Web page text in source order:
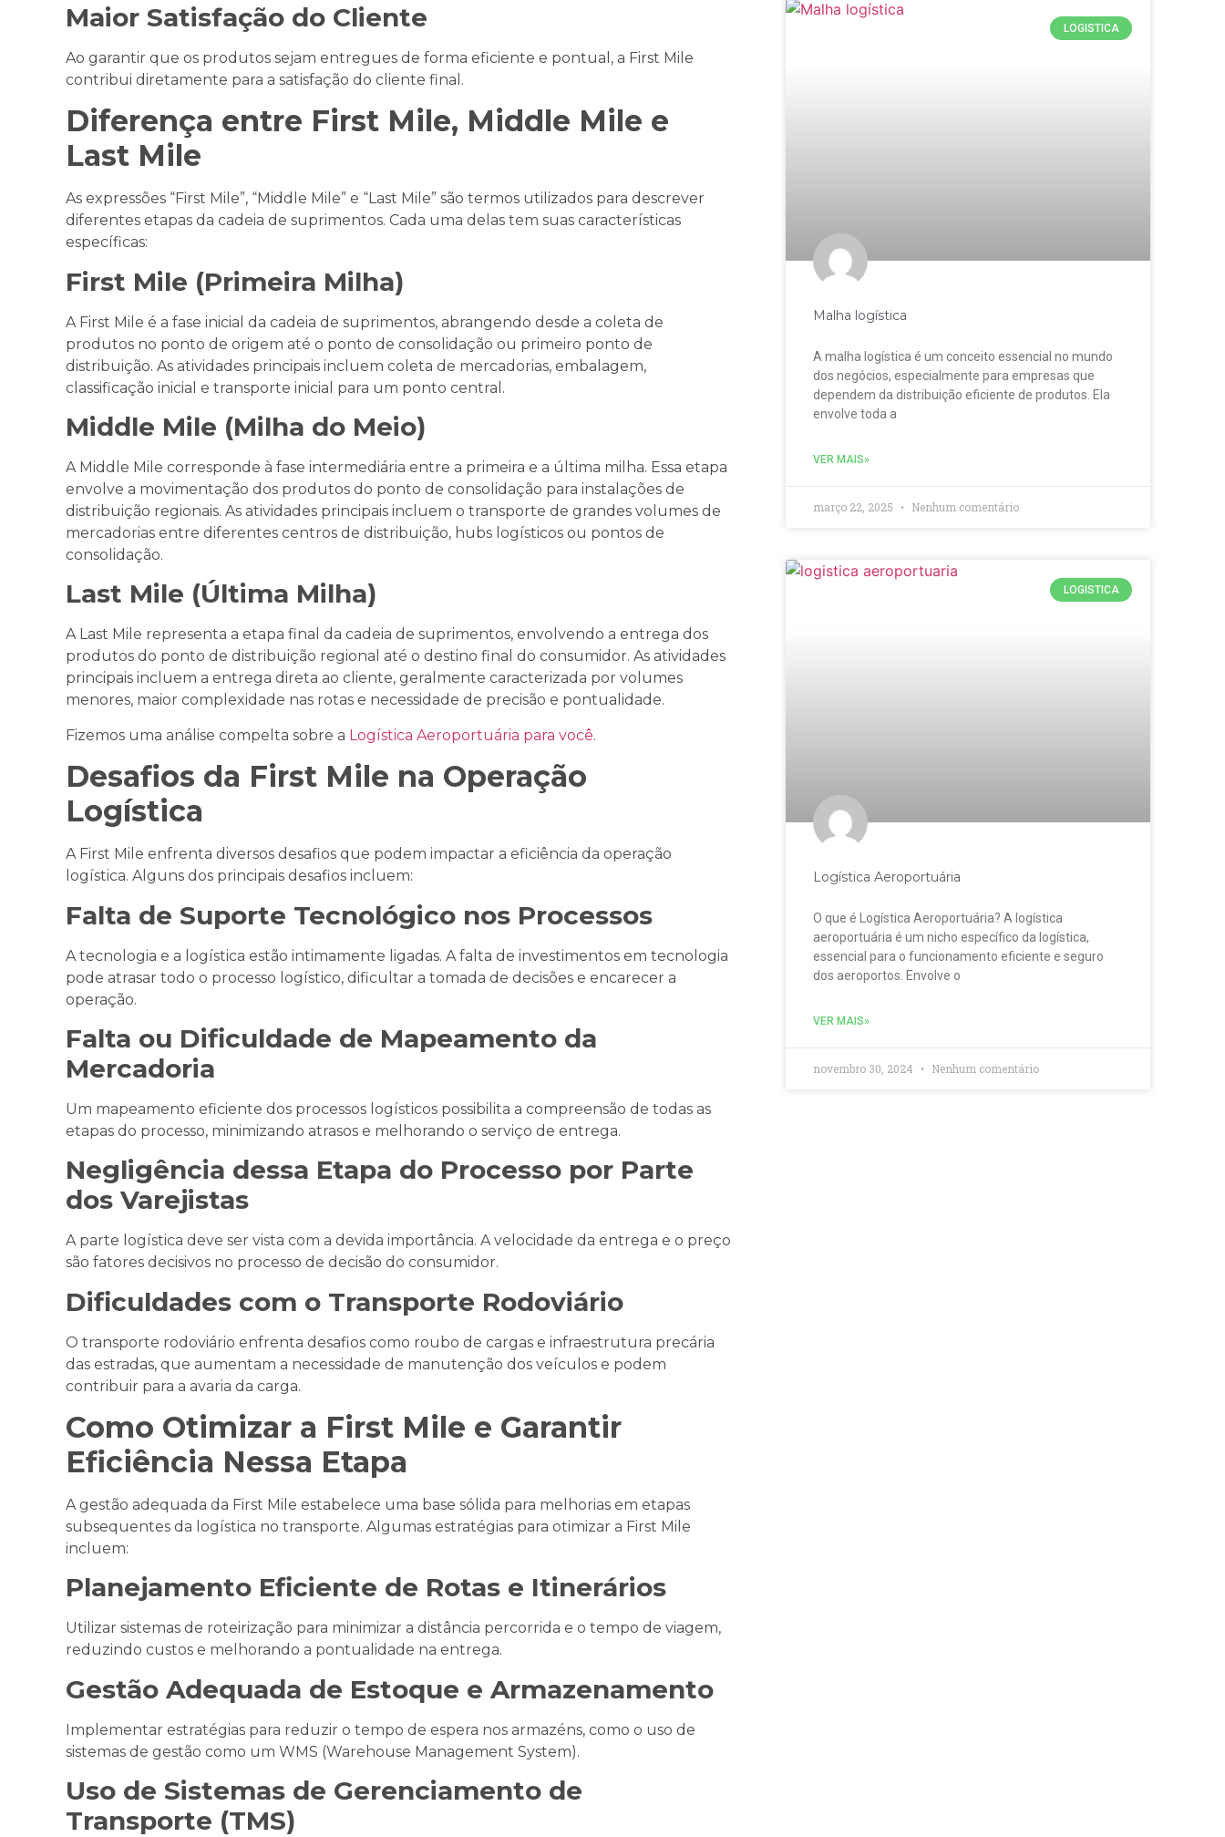
Maior Satisfação do Cliente
Ao garantir que os produtos sejam entregues de forma eficiente e pontual, a First Mile
contribui diretamente para a satisfação do cliente final.
Diferença entre First Mile, Middle Mile e
Last Mile
As expressões “First Mile”, “Middle Mile” e “Last Mile” são termos utilizados para descrever
diferentes etapas da cadeia de suprimentos. Cada uma delas tem suas características
específicas:
First Mile (Primeira Milha)
A First Mile é a fase inicial da cadeia de suprimentos, abrangendo desde a coleta de
produtos no ponto de origem até o ponto de consolidação ou primeiro ponto de
distribuição. As atividades principais incluem coleta de mercadorias, embalagem,
classificação inicial e transporte inicial para um ponto central.
Middle Mile (Milha do Meio)
A Middle Mile corresponde à fase intermediária entre a primeira e a última milha. Essa etapa
envolve a movimentação dos produtos do ponto de consolidação para instalações de
distribuição regionais. As atividades principais incluem o transporte de grandes volumes de
mercadorias entre diferentes centros de distribuição, hubs logísticos ou pontos de
consolidação.
Last Mile (Última Milha)
A Last Mile representa a etapa final da cadeia de suprimentos, envolvendo a entrega dos
produtos do ponto de distribuição regional até o destino final do consumidor. As atividades
principais incluem a entrega direta ao cliente, geralmente caracterizada por volumes
menores, maior complexidade nas rotas e necessidade de precisão e pontualidade.
Fizemos uma análise compelta sobre a Logística Aeroportuária para você.
Desafios da First Mile na Operação
Logística
A First Mile enfrenta diversos desafios que podem impactar a eficiência da operação
logística. Alguns dos principais desafios incluem:
Falta de Suporte Tecnológico nos Processos
A tecnologia e a logística estão intimamente ligadas. A falta de investimentos em tecnologia
pode atrasar todo o processo logístico, dificultar a tomada de decisões e encarecer a
operação.
Falta ou Dificuldade de Mapeamento da
Mercadoria
Um mapeamento eficiente dos processos logísticos possibilita a compreensão de todas as
etapas do processo, minimizando atrasos e melhorando o serviço de entrega.
Negligência dessa Etapa do Processo por Parte
dos Varejistas
A parte logística deve ser vista com a devida importância. A velocidade da entrega e o preço
são fatores decisivos no processo de decisão do consumidor.
Dificuldades com o Transporte Rodoviário
O transporte rodoviário enfrenta desafios como roubo de cargas e infraestrutura precária
das estradas, que aumentam a necessidade de manutenção dos veículos e podem
contribuir para a avaria da carga.
Como Otimizar a First Mile e Garantir
Eficiência Nessa Etapa
A gestão adequada da First Mile estabelece uma base sólida para melhorias em etapas
subsequentes da logística no transporte. Algumas estratégias para otimizar a First Mile
incluem:
Planejamento Eficiente de Rotas e Itinerários
Utilizar sistemas de roteirização para minimizar a distância percorrida e o tempo de viagem,
reduzindo custos e melhorando a pontualidade na entrega.
Gestão Adequada de Estoque e Armazenamento
Implementar estratégias para reduzir o tempo de espera nos armazéns, como o uso de
sistemas de gestão como um WMS (Warehouse Management System).
Uso de Sistemas de Gerenciamento de
Transporte (TMS)
LOGISTICA
Malha logística
A malha logística é um conceito essencial no mundo
dos negócios, especialmente para empresas que
dependem da distribuição eficiente de produtos. Ela
envolve toda a
VER MAIS»
março 22, 2025 Nenhum comentário
LOGISTICA
Logística Aeroportuária
O que é Logística Aeroportuária? A logística
aeroportuária é um nicho específico da logística,
essencial para o funcionamento eficiente e seguro
dos aeroportos. Envolve o
VER MAIS»
novembro 30, 2024 Nenhum comentário